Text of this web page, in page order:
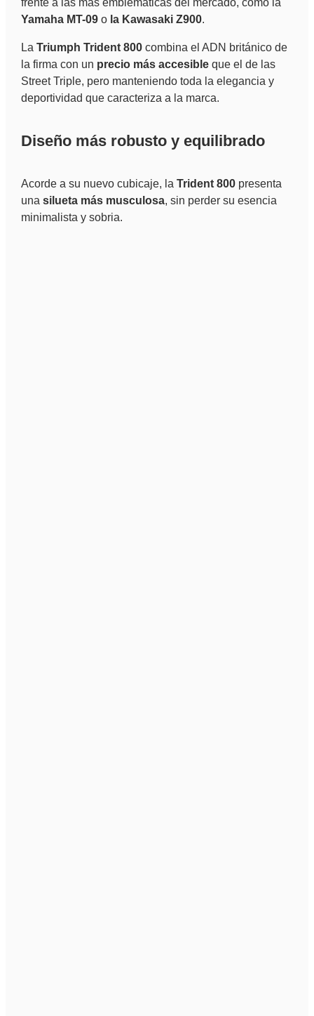
frente a las más emblemáticas del mercado, como la
Yamaha MT-09 o la Kawasaki Z900.
La Triumph Trident 800combina el ADN británico de
la firma con un precio más accesibleque el de las
Street Triple, pero manteniendo toda la elegancia y
deportividad que caracteriza a la marca.
Diseño más robusto y equilibrado
Acorde a su nuevo cubicaje, la Trident 800presenta
una silueta más musculosa, sin perder su esencia
minimalista y sobria.